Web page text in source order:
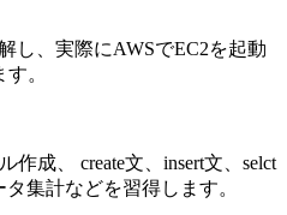
し、実際にAWSでEC2を起動
。
作成、 create文、insert文、selct
タ集計などを習得します。